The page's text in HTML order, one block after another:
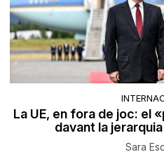
La UE, en fora de joc: el
davant la
Sara